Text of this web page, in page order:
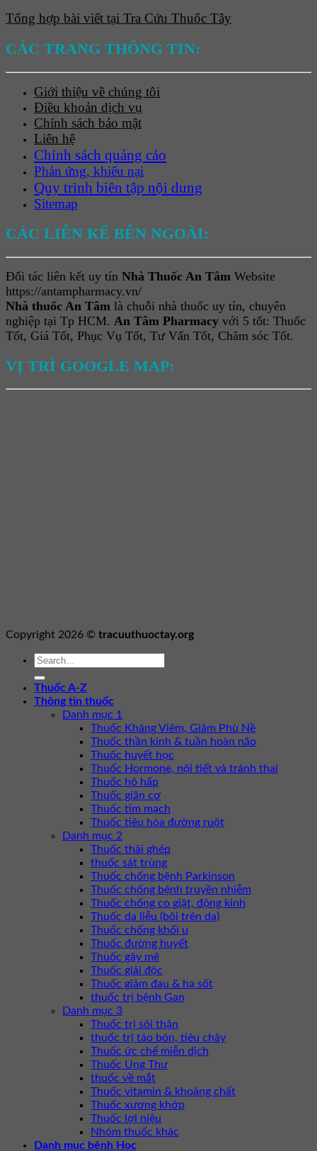
Tổng hợp bài viết tại Tra Cứu Thuốc Tây
CÁC TRANG THÔNG TIN:
Giới thiệu về chúng tôi
Điều khoản dịch vụ
Chính sách bảo mật
Liên hệ
Chính sách quảng cáo
Phản ứng, khiếu nại
Quy trình biên tập nội dung
Sitemap
CÁC LIÊN KẾ BÊN NGOÀI:
Đối tác liên kết uy tín Nhà Thuốc An Tâm Website
https://antampharmacy.vn/
Nhà thuốc An Tâm là chuỗi nhà thuốc uy tín, chuyên
nghiệp tại Tp HCM. An Tâm Pharmacy với 5 tốt: Thuốc
Tốt, Giá Tốt, Phục Vụ Tốt, Tư Vấn Tốt, Chăm sóc Tốt.
VỊ TRÍ GOOGLE MAP:
Copyright 2026 © tracuuthuoctay.org
Thuốc A-Z
Thông tin thuốc
Danh mục 1
Thuốc Kháng Viêm, Giảm Phù Nề
Thuốc thần kinh & tuần hoàn não
Thuốc huyết học
Thuốc Hormone, nội tiết và tránh thai
Thuốc hô hấp
Thuốc giãn cơ
Thuốc tim mạch
Thuốc tiêu hóa đường ruột
Danh mục 2
Thuốc thải ghép
thuốc sát trùng
Thuốc chống bệnh Parkinson
Thuốc chống bệnh truyền nhiễm
Thuốc chống co giật, động kinh
Thuốc da liễu (bôi trên da)
Thuốc chống khối u
Thuốc đường huyết
Thuốc gây mê
Thuốc giải độc
Thuốc giảm đau & hạ sốt
thuốc trị bệnh Gan
Danh mục 3
Thuốc trị sỏi thận
thuốc trị táo bón, tiêu chảy
Thuốc ức chế miễn dịch
Thuốc Ung Thư
thuốc về mắt
Thuốc vitamin & khoáng chất
Thuốc xương khớp
Thuốc lợi niệu
Nhóm thuốc khác
Danh mục bệnh Học